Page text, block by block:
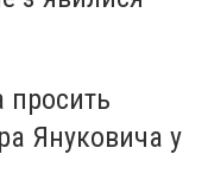
просить
Януковича у